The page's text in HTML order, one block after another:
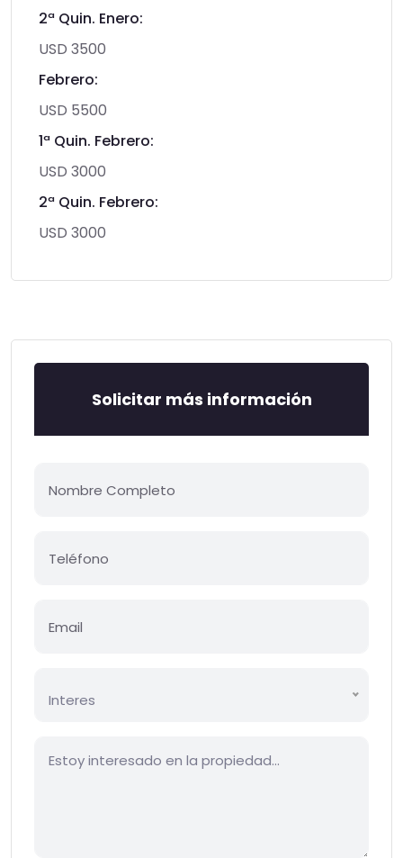
2ª Quin. Enero:
USD 3500
Febrero:
USD 5500
1ª Quin. Febrero:
USD 3000
2ª Quin. Febrero:
USD 3000
Solicitar más información
Interes